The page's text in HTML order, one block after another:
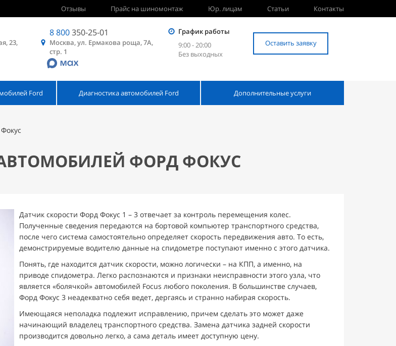
Отзывы Прайс на шиномонтаж Юр. лицам Статьи Контакты
23,
8 800350-25-01
Москва, ул. Ермакова роща, 7А,
стр. 1
График работы
9:00 - 20:00
Без выходных
Оставить заявку
Ford Диагностика автомобилей Ford Дополнительные услуги
ФОРД ФОКУС
Датчик скорости Форд Фокус 1 – 3 отвечает за контроль перемещения колес.
Полученные сведения передаются на бортовой компьютер транспортного средства,
после чего система самостоятельно определяет скорость передвижения авто. То есть,
демонстрируемые водителю данные на спидометре поступают именно с этого датчика.
Понять, где находится датчик скорости, можно логически – на КПП, а именно, на
приводе спидометра. Легко распознаются и признаки неисправности этого узла, что
является «болячкой» автомобилей Focus любого поколения. В большинстве случаев,
Форд Фокус 3 неадекватно себя ведет, дергаясь и странно набирая скорость.
Имеющаяся неполадка подлежит исправлению, причем сделать это может даже
начинающий владелец транспортного средства. Замена датчика задней скорости
производится довольно легко, а сама деталь имеет доступную цену.